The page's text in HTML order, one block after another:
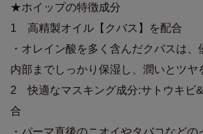
★ホイップの特徴成分
1 高精製オイル【クバス】を配合
・オレイン酸を多く含んだクバスは
内部までしっかり保湿し、潤いとツヤ
2 快適なマスキング成分:サトウキビ
合